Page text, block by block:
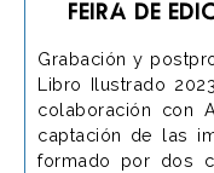
Feira de
Grabación y
Libro Ilustrado
colaboración con
captación de las
formado por dos